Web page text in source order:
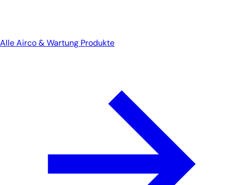
Alle Airco & Wartung Produkte